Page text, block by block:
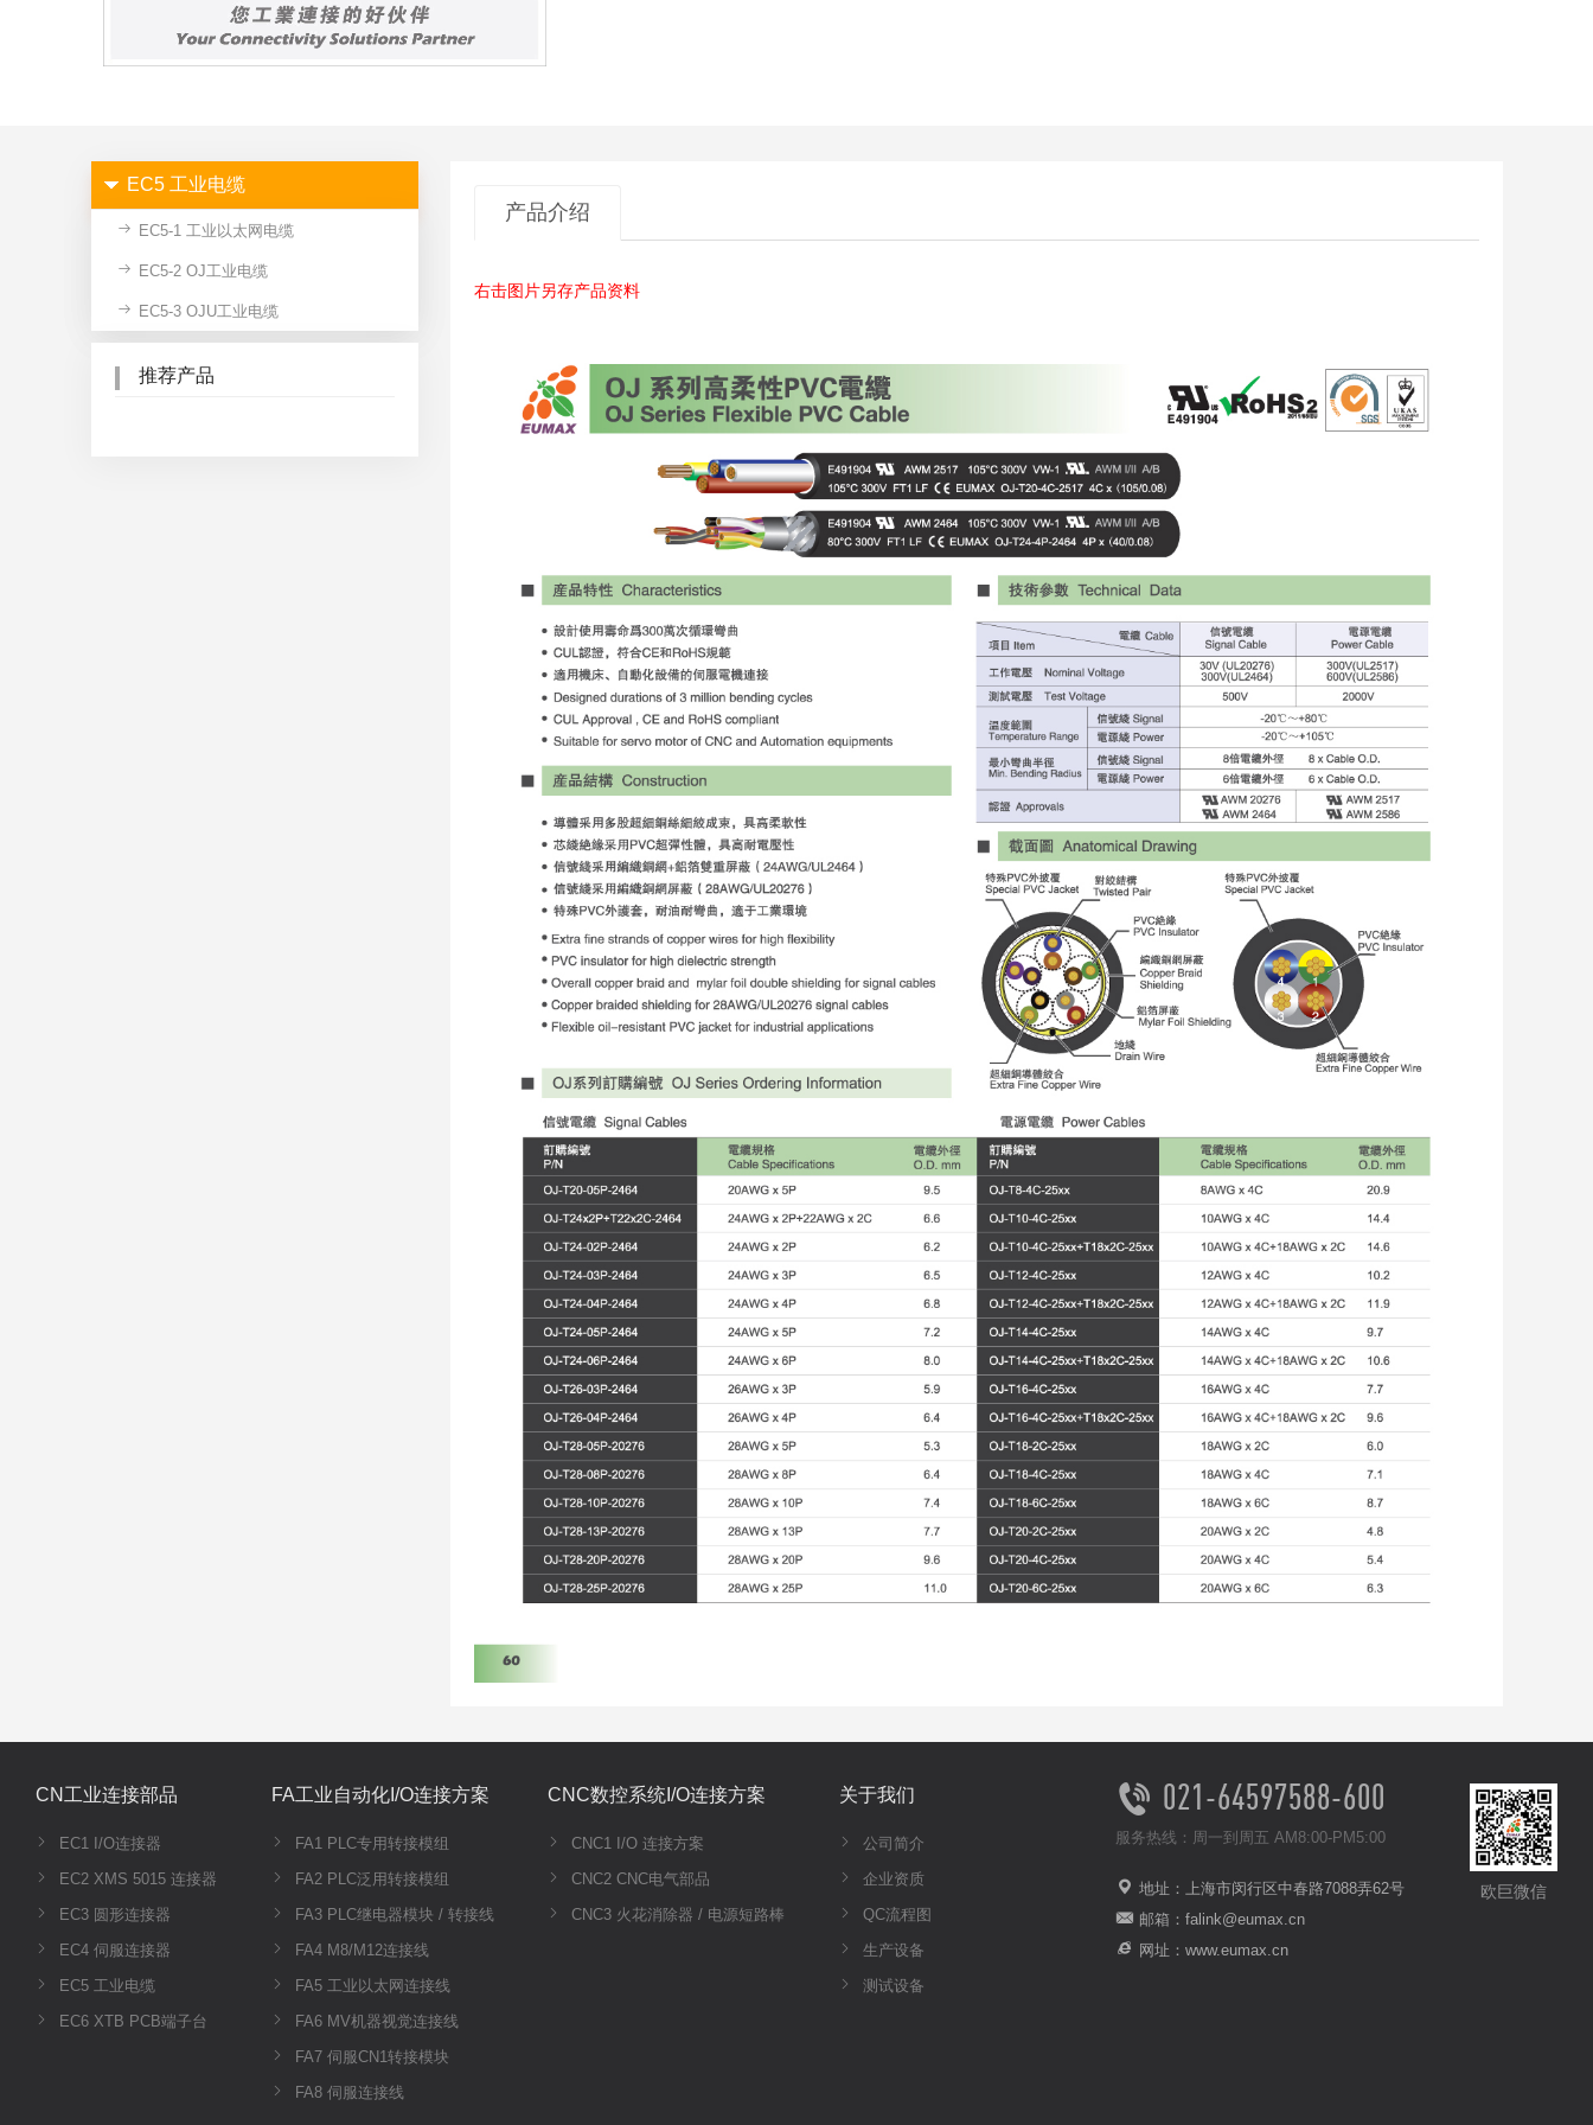
EC5 工业电缆
EC5-1 工业以太网电缆
EC5-2 OJ工业电缆
EC5-3 OJU工业电缆
推荐产品
产品介绍
右击图片另存产品资料
CN工业连接部品
EC1 I/O连接器
EC2 XMS 5015 连接器
EC3 圆形连接器
EC4 伺服连接器
EC5 工业电缆
EC6 XTB PCB端子台
FA工业自动化I/O连接方案
FA1 PLC专用转接模组
FA2 PLC泛用转接模组
FA3 PLC继电器模块 / 转接线
FA4 M8/M12连接线
FA5 工业以太网连接线
FA6 MV机器视觉连接线
FA7 伺服CN1转接模块
FA8 伺服连接线
CNC数控系统I/O连接方案
CNC1 I/O 连接方案
CNC2 CNC电气部品
CNC3 火花消除器 / 电源短路棒
关于我们
公司简介
企业资质
QC流程图
生产设备
测试设备
021-64597588-600
服务热线：周一到周五 AM8:00-PM5:00
地址：上海市闵行区中春路7088弄62号
邮箱：falink@eumax.cn
网址：www.eumax.cn
欧巨微信